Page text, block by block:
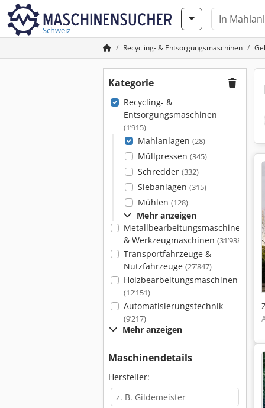
Schweiz
Recycling- & Entsorgungsmaschinen
Kategorie
Recycling- &
Entsorgungsmaschinen
(1’915)
Mahlanlagen (28)
Müllpressen (345)
Schredder (332)
Siebanlagen (315)
Mühlen (128)
Mehr anzeigen
Metallbearbeitungsmaschinen
& Werkzeugmaschinen (31’938)
Transportfahrzeuge &
Nutzfahrzeuge (27’847)
Holzbearbeitungsmaschinen
(12’151)
Automatisierungstechnik
(9’217)
Mehr anzeigen
Maschinendetails
Hersteller: